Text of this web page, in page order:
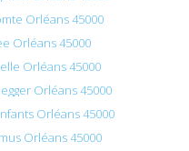
Orléans 45000
Orléans 45000
Orléans 45000
Orléans 45000
Orléans 45000
Orléans 45000